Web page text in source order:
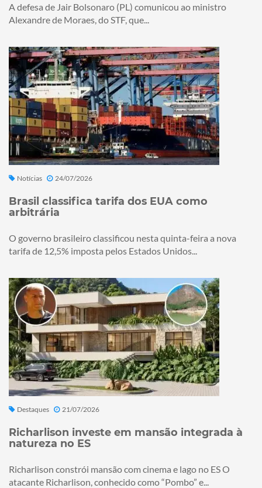
A defesa de Jair Bolsonaro (PL) comunicou ao ministro
Alexandre de Moraes, do STF, que...
Notícias 24/07/2026
Brasil classifica tarifa dos EUA como
arbitrária
O governo brasileiro classificou nesta quinta-feira a nova
tarifa de 12,5% imposta pelos Estados Unidos...
Destaques 21/07/2026
Richarlison investe em mansão integrada à
natureza no ES
Richarlison constrói mansão com cinema e lago no ES O
atacante Richarlison, conhecido como “Pombo” e...